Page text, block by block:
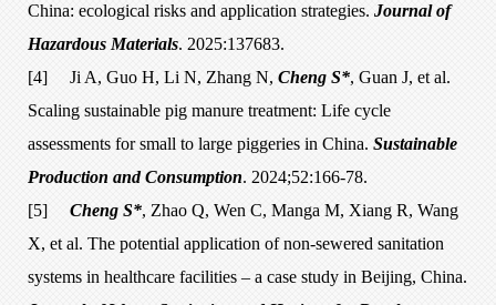
China: ecological risks and application strategies. Journal of
Hazardous Materials. 2025:137683.
[4]
Ji A, Guo H, Li N, Zhang N, Cheng S*, Guan J, et al.
Scaling sustainable pig manure treatment: Life cycle
assessments for small to large piggeries in China. Sustainable
Production and Consumption. 2024;52:166-78.
[5]
Cheng S*, Zhao Q, Wen C, Manga M, Xiang R, Wang
X, et al. The potential application of non-sewered sanitation
systems in healthcare facilities – a case study in Beijing, China.